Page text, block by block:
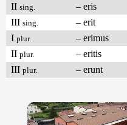
II sing.
– eris
III sing.
– erit
I plur.
– erimus
II plur.
– eritis
III plur. – erunt